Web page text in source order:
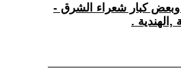
وبعض كبار شعراء الشرق -
,الهندية .